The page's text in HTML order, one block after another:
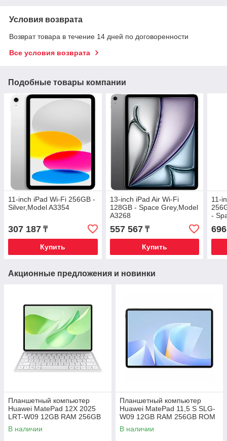
Условия возврата
Возврат товара в течение 14 дней по договоренности
Все условия возврата
Подобные товары компании
11-inch iPad Wi-Fi 256GB -
Silver,Model A3354
307 187 ₸
Купить
13-inch iPad Air Wi-Fi
128GB - Space Grey,Model
A3268
557 567₸
Купить
11-
-
Акционные предложения и новинки
Планшетный компьютер
Huawei MatePad 12X 2025
LRT-W09 12GB RAM 256GB
ROM Greenery
В наличии
Планшетный компьютер
Huawei MatePad 11,5 S SLG-
W09 12GB RAM 256GB ROM
Space Gray
В наличии